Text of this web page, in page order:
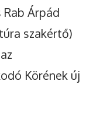
Árpád
szakértő)
Körének új